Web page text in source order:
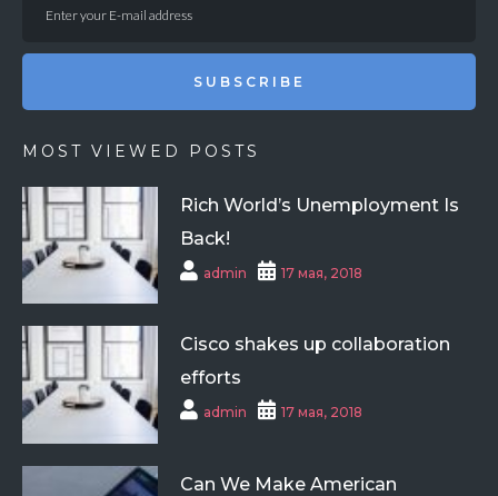
SUBSCRIBE
MOST VIEWED POSTS
Rich World’s Unemployment Is
Back!
admin 17 мая, 2018
Cisco shakes up collaboration
efforts
admin 17 мая, 2018
Can We Make American